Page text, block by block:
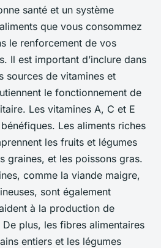
santé et un système
que vous consommez
le renforcement de vos
Il est important d’inclure dans
sources de vitamines et
le fonctionnement de
Les vitamines A, C et E
Les aliments riches
les fruits et légumes
graines, et les poissons gras.
comme la viande maigre,
sont également
à la production de
plus, les fibres alimentaires
entiers et les légumes